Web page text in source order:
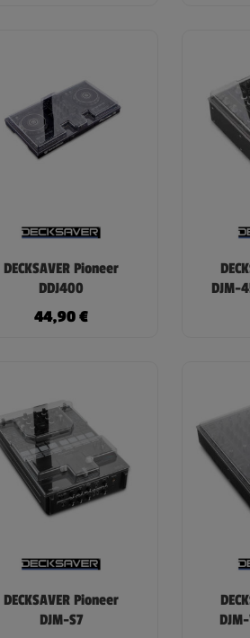
DECKSAVER Pioneer
DDJ400
44,90€
DJM-
DECKSAVER Pioneer
DJM-S7